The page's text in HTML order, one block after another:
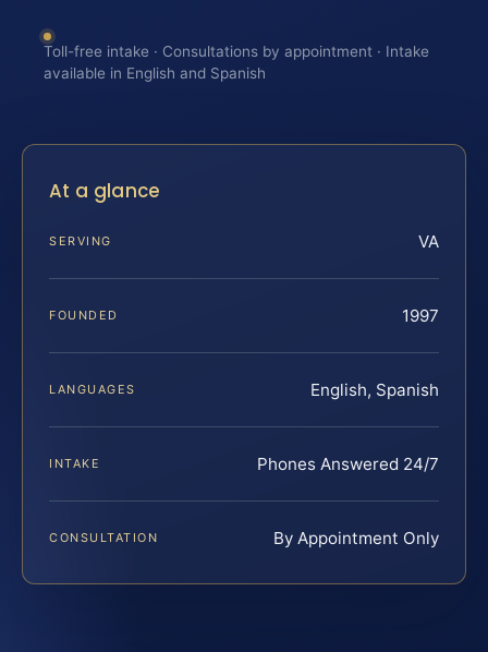
Toll-free intake · Consultations by appointment · Intake
available in English and Spanish
At a glance
SERVING VA
FOUNDED 1997
LANGUAGES English, Spanish
INTAKE Phones Answered 24/7
CONSULTATION By Appointment Only